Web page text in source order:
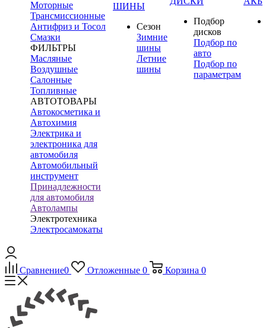
Моторные
Трансмиссионные
Антифриз и Тосол
Смазки
ФИЛЬТРЫ
Масляные
Воздушные
Салонные
Топливные
АВТОТОВАРЫ
Автокосметика и
Автохимия
Электрика и
электроника для
автомобиля
Автомобильный
инструмент
Принадлежности
для автомобиля
Автолампы
Электротехника
Электросамокаты
ШИНЫ
Сезон
Зимние
шины
Летние
шины
Подбор
дисков
Подбор по
авто
Подбор по
параметрам
Сравнение0 Отложенные 0 Корзина 0